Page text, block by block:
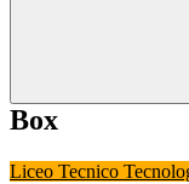
Box
Liceo Tecnico